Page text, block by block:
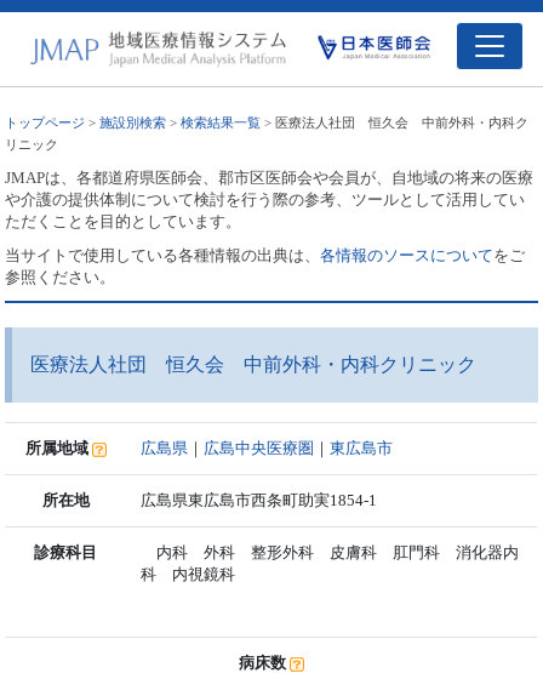
トップページ >施設別検索 >検索結果一覧 > 医療法人社団 恒久会 中前外科・内科ク
リニック
JMAPは、各都道府県医師会、郡市区医師会や会員が、自地域の将来の医療
や介護の提供体制について検討を行う際の参考、ツールとして活用してい
ただくことを目的としています。
当サイトで使用している各種情報の出典は、各情報のソースについてをご
参照ください。
医療法人社団 恒久会 中前外科・内科クリニック
所属地域 広島県 ｜ 広島中央医療圏 ｜東広島市
所在地 広島県東広島市西条町助実1854-1
診療科目
内科 外科 整形外科 皮膚科 肛門科 消化器内
科 内視鏡科
病床数